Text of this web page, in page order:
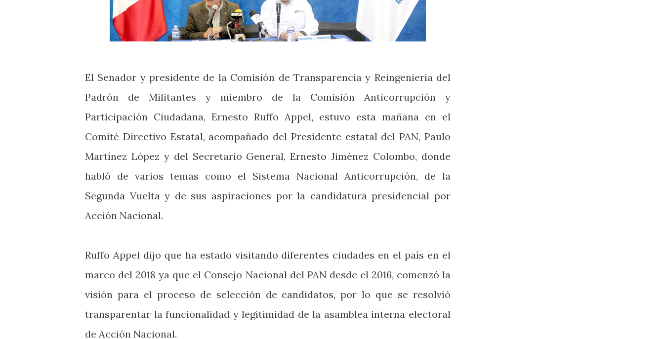
El Senador y presidente de la Comisión de Transparencia y Reingeniería del
Padrón de Militantes y miembro de la Comisión Anticorrupción y
Participación Ciudadana, Ernesto Ruffo Appel, estuvo esta mañana en el
Comité Directivo Estatal, acompañado del Presidente estatal del PAN, Paulo
Martínez López y del Secretario General, Ernesto Jiménez Colombo, donde
habló de varios temas como el Sistema Nacional Anticorrupción, de la
Segunda Vuelta y de sus aspiraciones por la candidatura presidencial por
Acción Nacional.
Ruffo Appel dijo que ha estado visitando diferentes ciudades en el país en el
marco del 2018 ya que el Consejo Nacional del PAN desde el 2016, comenzó la
visión para el proceso de selección de candidatos, por lo que se resolvió
transparentar la funcionalidad y legitimidad de la asamblea interna electoral
de Acción Nacional.